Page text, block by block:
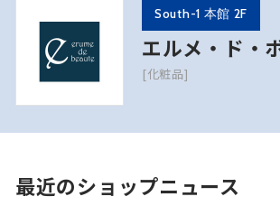
South-1 本館 2F
エルメ・ド・
[化粧品]
最近のショップニュース